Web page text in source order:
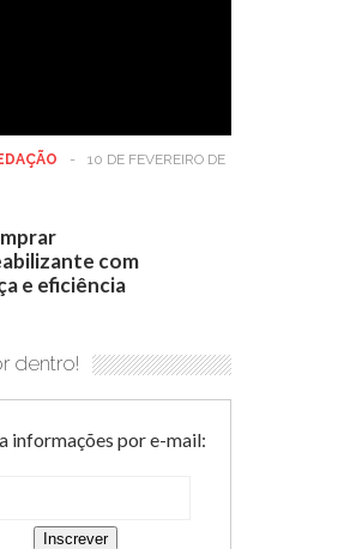
-
10 DE FEVEREIRO DE
com
e eficiência
dentro!
informações por e-mail: